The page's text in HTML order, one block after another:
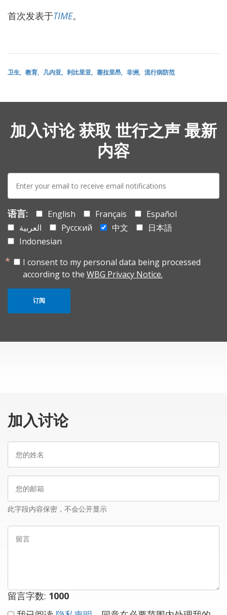
首次发表于TIME。
卫生 教育 几内亚 利比里亚 塞拉里昂 非洲 流行病防范
加入讨论 获取 世行之声 最新
内容
mail:
语言: English Français
Español
العربية
Русский 中文
日本語
Indonesian
I consent to my personal data being processed
according to the WBG Privacy Notice.
订阅
加入讨论
邮
此字段内容保密，不会公开显示
留言字数: 1000